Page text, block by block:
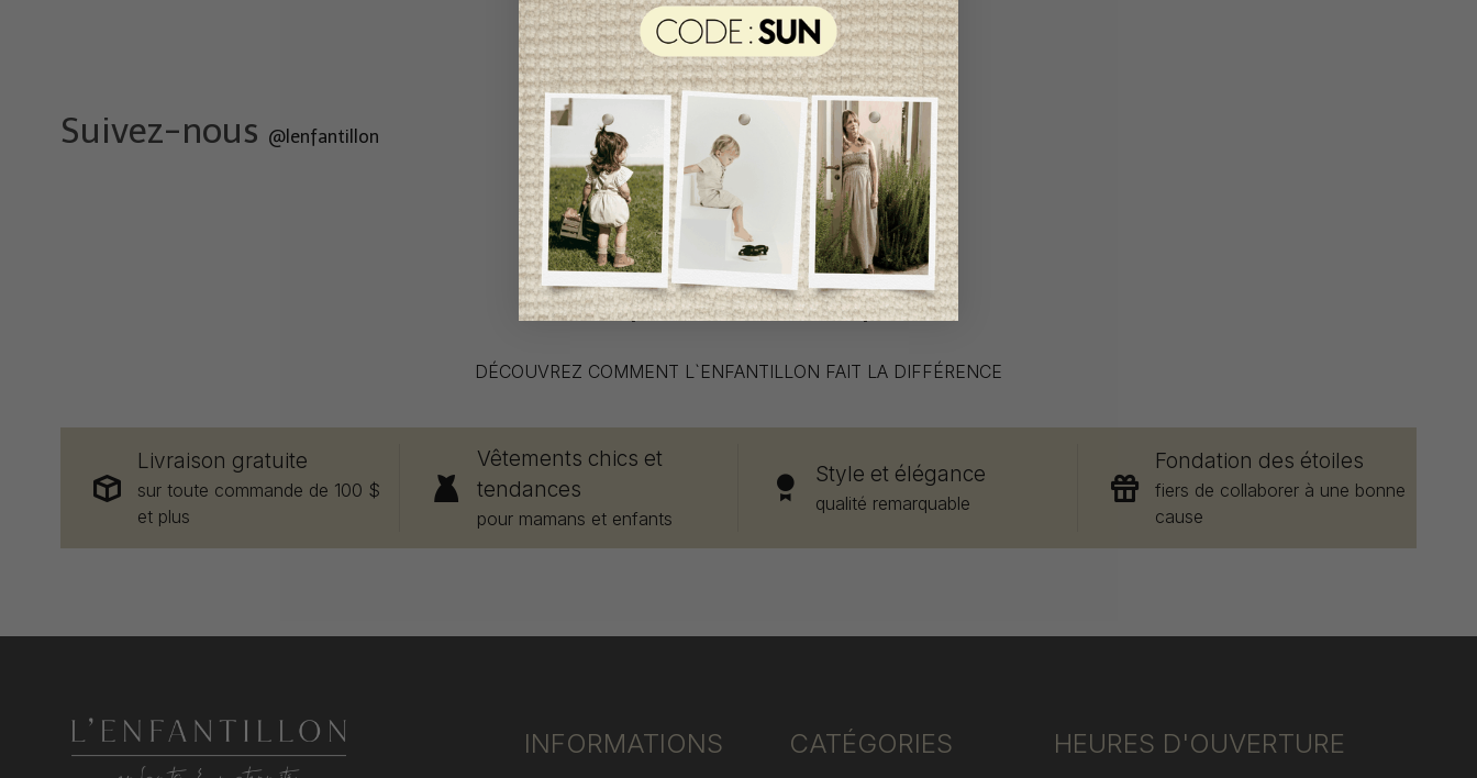
Suivez-nous @lenfantillon
Ce qui nous démarque
DÉCOUVREZ COMMENT L`ENFANTILLON FAIT LA DIFFÉRENCE
Livraison gratuite
sur toute commande de 100 $
et plus
Vêtements chics et
tendances
pour mamans et enfants
Style et élégance
qualité remarquable
Fondation des étoiles
fiers de collaborer à une bonne
cause
INFORMATIONS CATÉGORIES HEURES D'OUVERTURE